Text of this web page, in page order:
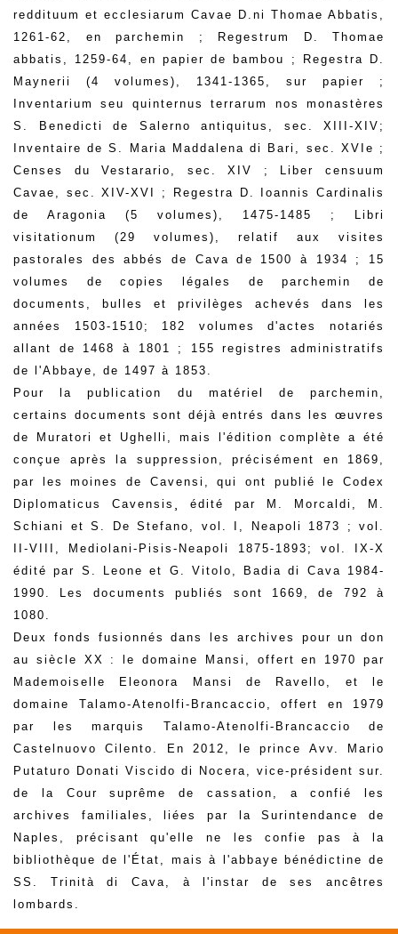
reddituum et ecclesiarum Cavae D.ni Thomae Abbatis,
1261-62, en parchemin ; Regestrum D. Thomae
abbatis, 1259-64, en papier de bambou ; Regestra D.
Maynerii (4 volumes), 1341-1365, sur papier ;
Inventarium seu quinternus terrarum nos monastères
S. Benedicti de Salerno antiquitus, sec. XIII-XIV;
Inventaire de S. Maria Maddalena di Bari, sec. XVIe ;
Censes du Vestarario, sec. XIV ; Liber censuum
Cavae, sec. XIV-XVI ; Regestra D. Ioannis Cardinalis
de Aragonia (5 volumes), 1475-1485 ; Libri
visitationum (29 volumes), relatif aux visites
pastorales des abbés de Cava de 1500 à 1934 ; 15
volumes de copies légales de parchemin de
documents, bulles et privilèges achevés dans les
années 1503-1510; 182 volumes d'actes notariés
allant de 1468 à 1801 ; 155 registres administratifs
de l'Abbaye, de 1497 à 1853.
Pour la publication du matériel de parchemin,
certains documents sont déjà entrés dans les œuvres
de Muratori et Ughelli, mais l'édition complète a été
conçue après la suppression, précisément en 1869,
par les moines de Cavensi, qui ont publié le Codex
Diplomaticus Cavensis¸ édité par M. Morcaldi, M.
Schiani et S. De Stefano, vol. I, Neapoli 1873 ; vol.
II-VIII, Mediolani-Pisis-Neapoli 1875-1893; vol. IX-X
édité par S. Leone et G. Vitolo, Badia di Cava 1984-
1990. Les documents publiés sont 1669, de 792 à
1080.
Deux fonds fusionnés dans les archives pour un don
au siècle XX : le domaine Mansi, offert en 1970 par
Mademoiselle Eleonora Mansi de Ravello, et le
domaine Talamo-Atenolfi-Brancaccio, offert en 1979
par les marquis Talamo-Atenolfi-Brancaccio de
Castelnuovo Cilento. En 2012, le prince Avv. Mario
Putaturo Donati Viscido di Nocera, vice-président sur.
de la Cour suprême de cassation, a confié les
archives familiales, liées par la Surintendance de
Naples, précisant qu'elle ne les confie pas à la
bibliothèque de l'État, mais à l'abbaye bénédictine de
SS. Trinità di Cava, à l'instar de ses ancêtres
lombards.